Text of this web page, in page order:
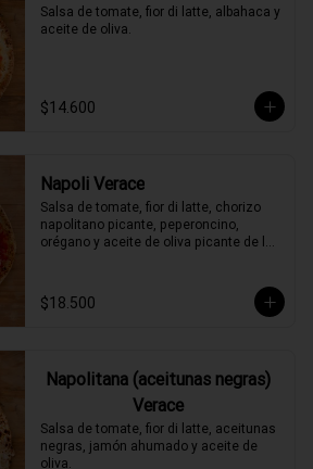
Salsa de tomate, fior di latte, albahaca y
aceite de oliva.
$14.600
Napoli Verace
Salsa de tomate, fior di latte, chorizo
napolitano picante, peperoncino,
orégano y aceite de oliva picante de la
$18.500
Napolitana (aceitunas negras)
Verace
Salsa de tomate, fior di latte, aceitunas
negras, jamón ahumado y aceite de
oliva.